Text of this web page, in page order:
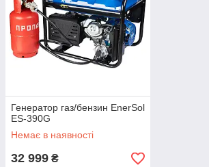
Генератор газ/бензин EnerSol
ES-390G
Немає в наявності
32 999 ₴